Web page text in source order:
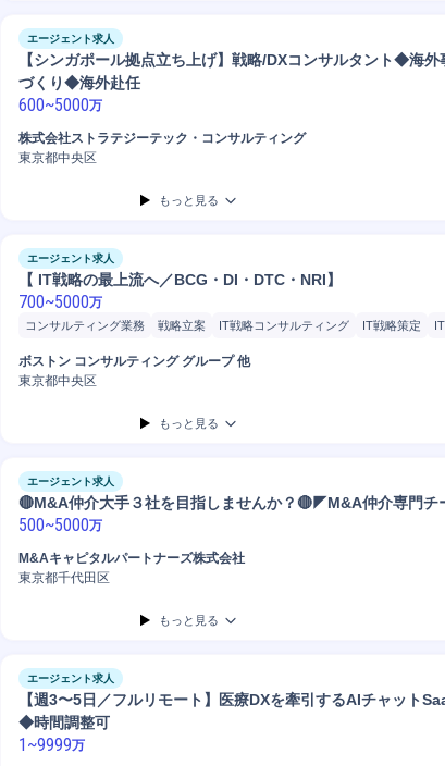
エージェント求人
【シンガポール拠点立ち上げ】戦略/DXコンサルタント◆海
づくり◆海外赴任
600~5000万
株式会社ストラテジーテック・コンサルティング
東京都中央区
もっと見る
エージェント求人
【 IT戦略の最上流へ／BCG・DI・DTC・NRI】
700~5000万
コンサルティング業務 戦略立案 IT戦略コンサルティング IT戦略策定
イノベーション戦略コンサルティ...
クラウドネットワーク導入
ボストン コンサルティング グループ 他
東京都中央区
もっと見る
エージェント求人
🔴M&A仲介大手３社を目指しませんか？🔴◤M&A仲介専門
500~5000万
M&Aキャピタルパートナーズ株式会社
東京都千代田区
もっと見る
エージェント求人
【週3〜5日／フルリモート】医療DXを牽引するAIチャット
◆時間調整可
1 ~9999万